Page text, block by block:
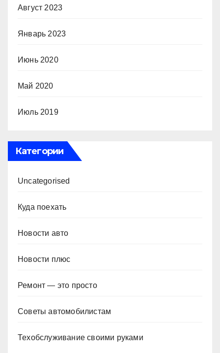
Август 2023
Январь 2023
Июнь 2020
Май 2020
Июль 2019
Категории
Uncategorised
Куда поехать
Новости авто
Новости плюс
Ремонт — это просто
Советы автомобилистам
Техобслуживание своими руками